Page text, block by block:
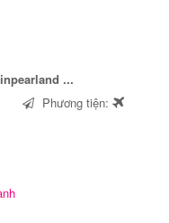
...
Phương tiện: